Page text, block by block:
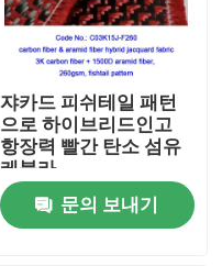
쟈카드 피쉬테일 패턴
으로 하이브리드인고
항장력 빨간 탄소 섬유
케블라
문의 보내기